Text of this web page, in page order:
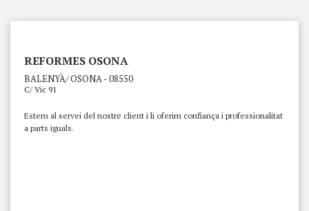
REFORMES OSONA
BALENYÀ/ OSONA - 08550
C/ Vic 91
Estem al servei del nostre client i li oferim confiança i professionalitat
a parts iguals.